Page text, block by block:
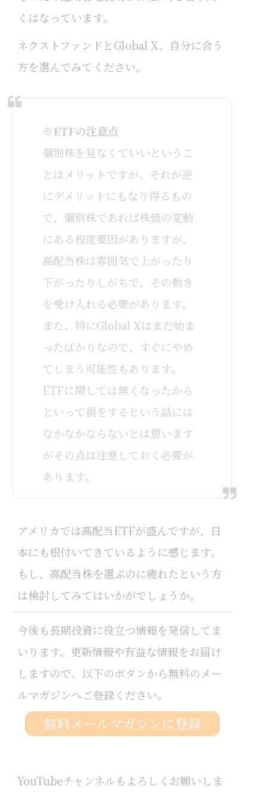
くはなっています。
ネクストファンドとGlobal X、自分に合う
方を選んでみてください。
※ETFの注意点
個別株を見なくていいというこ
とはメリットですが、それが逆
にデメリットにもなり得るもの
で、個別株であれば株価の変動
にある程度要因がありますが、
高配当株は雰囲気で上がったり
下がったりしがちで、その動き
を受け入れる必要があります。
また、特にGlobal Xはまだ始ま
ったばかりなので、すぐにやめ
てしまう可能性もあります。
ETFに関しては無くなったから
といって損をするという話には
なかなかならないとは思います
がその点は注意しておく必要が
あります。
アメリカでは高配当ETFが盛んですが、日
本にも根付いてきているように感じます。
もし、高配当株を選ぶのに疲れたという方
は検討してみてはいかがでしょうか。
今後も長期投資に役立つ情報を発信してま
いります。更新情報や有益な情報をお届け
しますので、以下のボタンから無料のメー
ルマガジンへご登録ください。
無料メールマガジンに登録
YouTubeチャンネルもよろしくお願いしま